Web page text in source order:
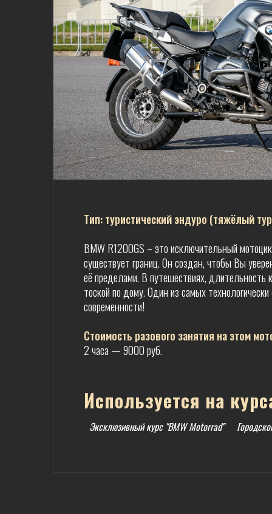
Тип: туристический эндуро (тяжёлый
BMW R1200GS – это исключительный
существует границ. Он создан, чтобы Вы
её пределами. В путешествиях, длительность
тоской по дому. Один из самых
современности!
Стоимость разового занятия на этом
2 часа — 9000 руб.
Используется на
Эксклюзивный курс "BMW Motorrad"